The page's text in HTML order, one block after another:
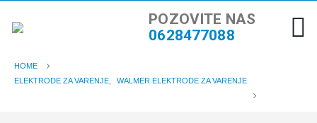
POZOVITE NAS
0628477088
HOME
ELEKTRODE ZA VARENJE
WALMER ELEKTRODE ZA VARENJE